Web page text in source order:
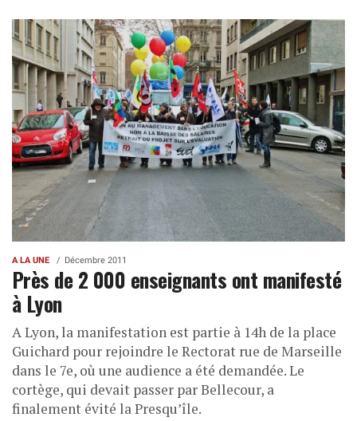
A LA UNE Décembre 2011
Près de 2 000 enseignants ont manifesté
à Lyon
A Lyon, la manifestation est partie à 14h de la place
Guichard pour rejoindre le Rectorat rue de Marseille
dans le 7e, où une audience a été demandée. Le
cortège, qui devait passer par Bellecour, a
finalement évité la Presqu’île.